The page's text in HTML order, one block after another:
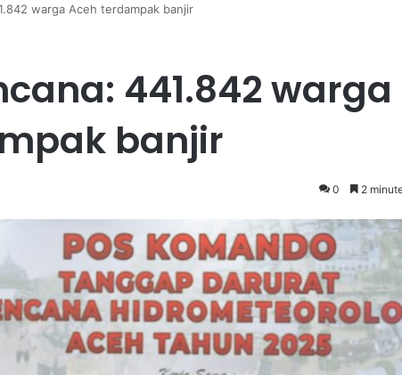
warga Aceh terdampak banjir
441.842 warga
banjir
0 2